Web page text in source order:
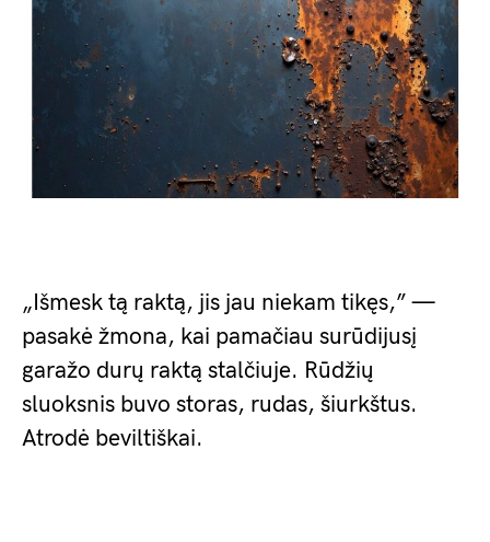
„Išmesk tą raktą, jis jau niekam tikęs,” —
pasakė žmona, kai pamačiau surūdijusį
garažo durų raktą stalčiuje. Rūdžių
sluoksnis buvo storas, rudas, šiurkštus.
Atrodė beviltiškai.